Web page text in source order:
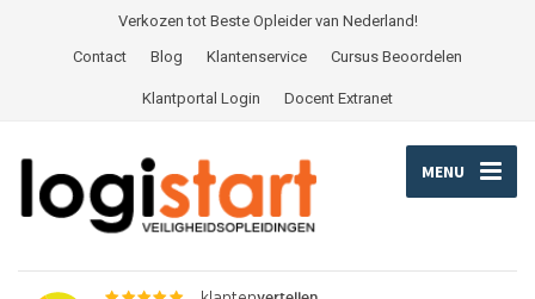
Verkozen tot Beste Opleider van Nederland!
Contact
Blog Klantenservice Cursus Beoordelen
Klantportal Login Docent Extranet
MENU